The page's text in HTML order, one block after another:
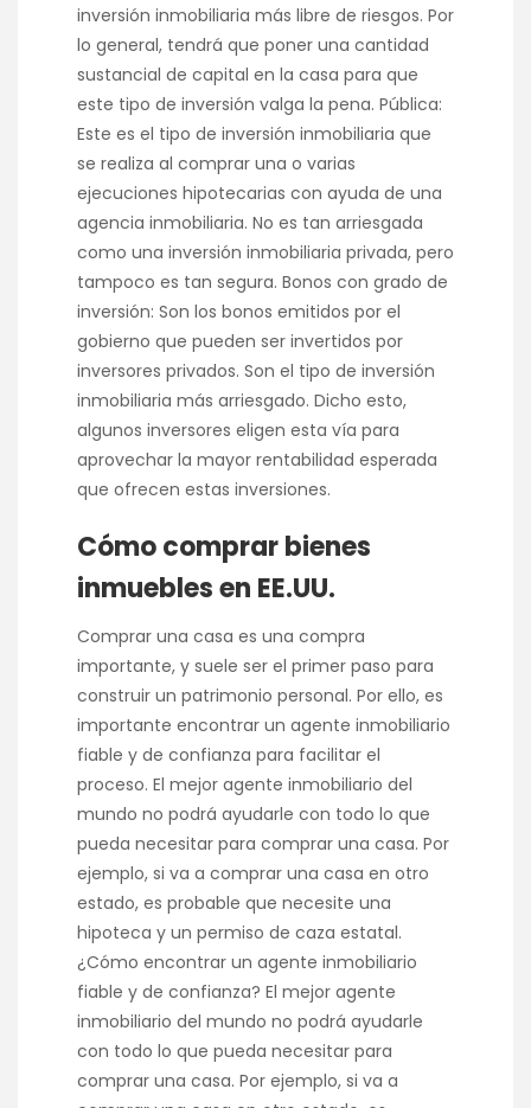
inversión inmobiliaria más libre de riesgos. Por
lo general, tendrá que poner una cantidad
sustancial de capital en la casa para que
este tipo de inversión valga la pena. Pública:
Este es el tipo de inversión inmobiliaria que
se realiza al comprar una o varias
ejecuciones hipotecarias con ayuda de una
agencia inmobiliaria. No es tan arriesgada
como una inversión inmobiliaria privada, pero
tampoco es tan segura. Bonos con grado de
inversión: Son los bonos emitidos por el
gobierno que pueden ser invertidos por
inversores privados. Son el tipo de inversión
inmobiliaria más arriesgado. Dicho esto,
algunos inversores eligen esta vía para
aprovechar la mayor rentabilidad esperada
que ofrecen estas inversiones.
Cómo comprar bienes
inmuebles en EE.UU.
Comprar una casa es una compra
importante, y suele ser el primer paso para
construir un patrimonio personal. Por ello, es
importante encontrar un agente inmobiliario
fiable y de confianza para facilitar el
proceso. El mejor agente inmobiliario del
mundo no podrá ayudarle con todo lo que
pueda necesitar para comprar una casa. Por
ejemplo, si va a comprar una casa en otro
estado, es probable que necesite una
hipoteca y un permiso de caza estatal.
¿Cómo encontrar un agente inmobiliario
fiable y de confianza? El mejor agente
inmobiliario del mundo no podrá ayudarle
con todo lo que pueda necesitar para
comprar una casa. Por ejemplo, si va a